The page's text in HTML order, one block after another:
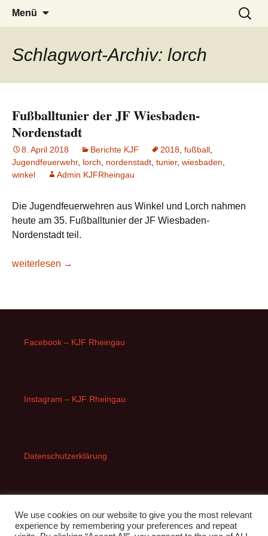
Menü
Suchen
nach:
Schlagwort-Archiv: lorch
Fußballtunier der JF Wiesbaden-
Nordenstadt
8. April 2018 Berichte KJF 2018 fußball
Jugendfeuerwehr, lorch nordenstadt tunier, wiesbaden
winkel
Admin KJFRheingau
Die Jugendfeuerwehren aus Winkel und Lorch nahmen
heute am 35. Fußballtunier der JF Wiesbaden-
Nordenstadt teil.
Fußballtunier der JF Wiesbaden-Nordenstadt
weiterlesen →
Facebook – KJF Rheingau
Instagram – KJF Rheingau
Datenschutzerklärung
Impressum
We use cookies on our website to give you the most relevant
experience by remembering your preferences and repeat